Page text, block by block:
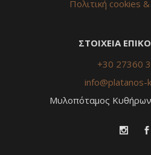
Πολιτική cookies
ΣΤΟΙΧΕΙΑ
+30 27360
info@platanos-
Μυλοπόταμος